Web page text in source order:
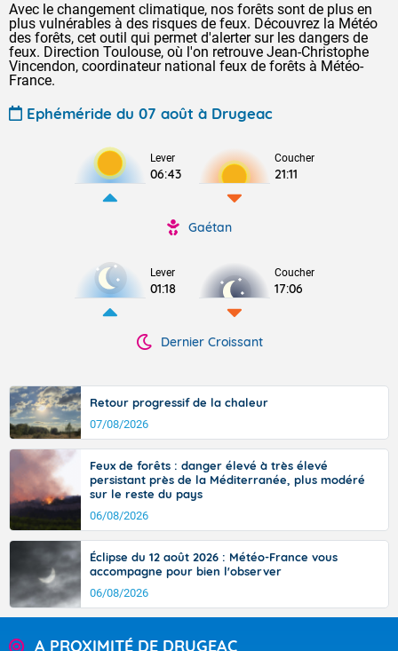
Avec le changement climatique, nos forêts sont de plus en
plus vulnérables à des risques de feux. Découvrez la Météo
des forêts, cet outil qui permet d'alerter sur les dangers de
feux. Direction Toulouse, où l'on retrouve Jean-Christophe
Vincendon, coordinateur national feux de forêts à Météo-
France.
Ephéméride du 07 août à Drugeac
Lever
06:43
Coucher
21:11
Gaétan
Lever
01:18
Coucher
17:06
Dernier Croissant
Retour progressif de la chaleur
07/08/2026
Feux de forêts : danger élevé à très élevé
persistant près de la Méditerranée, plus modéré
sur le reste du pays
06/08/2026
Éclipse du 12 août 2026 : Météo-France vous
accompagne pour bien l'observer
06/08/2026
A PROXIMITÉ DE DRUGEAC